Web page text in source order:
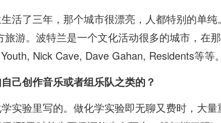
活了三年，那个城市很漂亮，人都特别的单纯
游。波特兰是一个文化活动很多的城市，在
Nick Cave, Dave Gahan, Residents等等。
己创作音乐或者组乐队之类的？
实验里写的。做化学实验即无聊又费时，大量